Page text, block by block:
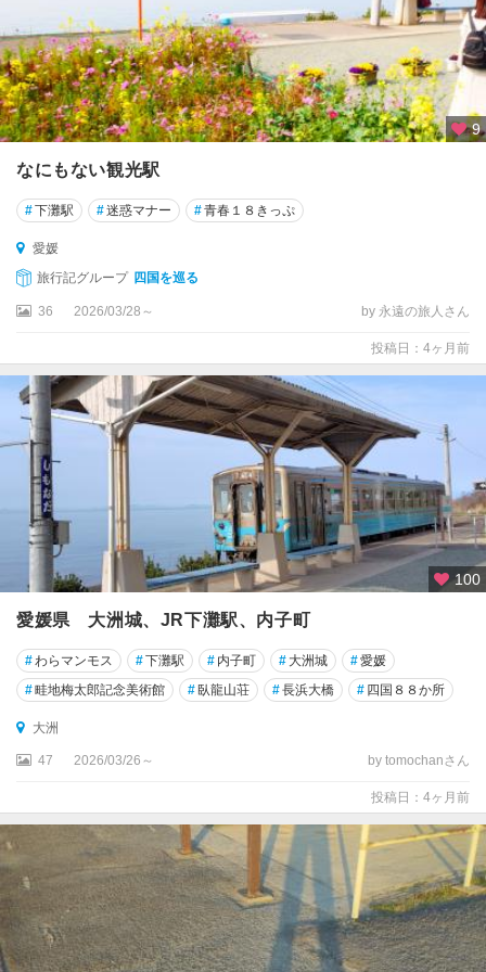
9
なにもない観光駅
#下灘駅 #迷惑マナー #青春１８きっぷ
愛媛
旅行記グループ 四国を巡る
36 2026/03/28～ by 永遠の旅人さん
投稿日：4ヶ月前
100
愛媛県 大洲城、JR下灘駅、内子町
#わらマンモス #下灘駅 # 内子町 # 大洲城 #愛媛
#畦地梅太郎記念美術館 # 臥龍山荘 #長浜大橋 # 四国８８か所
大洲
47 2026/03/26～ by tomochanさん
投稿日：4ヶ月前